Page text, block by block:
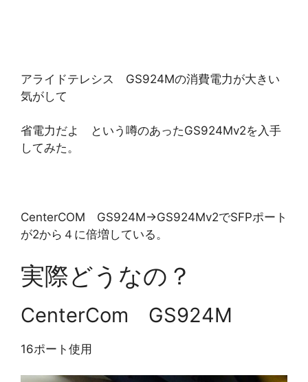
アライドテレシス GS924Mの消費電力が大きい
気がして
省電力だよ という噂のあったGS924Mv2を入手
してみた。
CenterCOM GS924M→GS924Mv2でSFPポート
が2から４に倍増している。
実際どうなの？
CenterCom GS924M
16ポート使用